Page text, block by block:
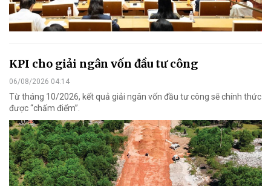
KPI cho giải ngân vốn đầu tư công
06/08/2026 04:14
Từ tháng 10/2026, kết quả giải ngân vốn đầu tư công sẽ chính thức
được “chấm điểm”.